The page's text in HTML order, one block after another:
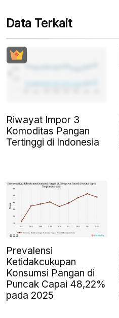
Data Terkait
Riwayat Impor 3
Komoditas Pangan
Tertinggi di Indonesia
Prevalensi
Ketidakcukupan
Konsumsi Pangan di
Puncak Capai 48,22%
pada 2025